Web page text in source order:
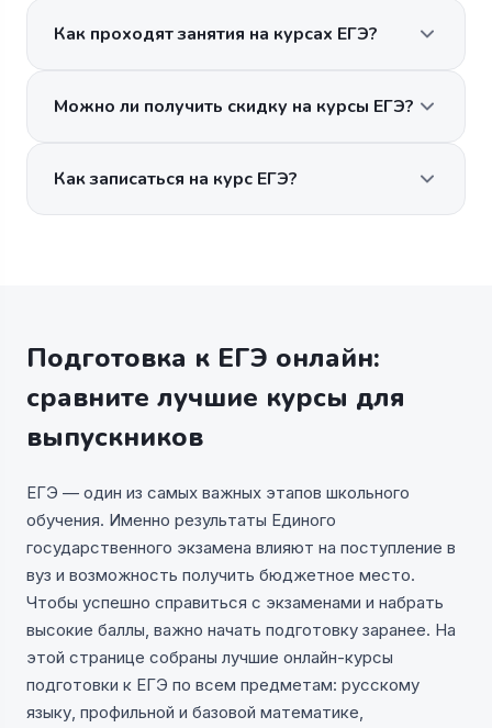
Как проходят занятия на курсах ЕГЭ?
Можно ли получить скидку на курсы ЕГЭ?
Как записаться на курс ЕГЭ?
Подготовка к ЕГЭ онлайн:
сравните лучшие курсы для
выпускников
ЕГЭ — один из самых важных этапов школьного
обучения. Именно результаты Единого
государственного экзамена влияют на поступление в
вуз и возможность получить бюджетное место.
Чтобы успешно справиться с экзаменами и набрать
высокие баллы, важно начать подготовку заранее. На
этой странице собраны лучшие онлайн-курсы
подготовки к ЕГЭ по всем предметам: русскому
языку, профильной и базовой математике,